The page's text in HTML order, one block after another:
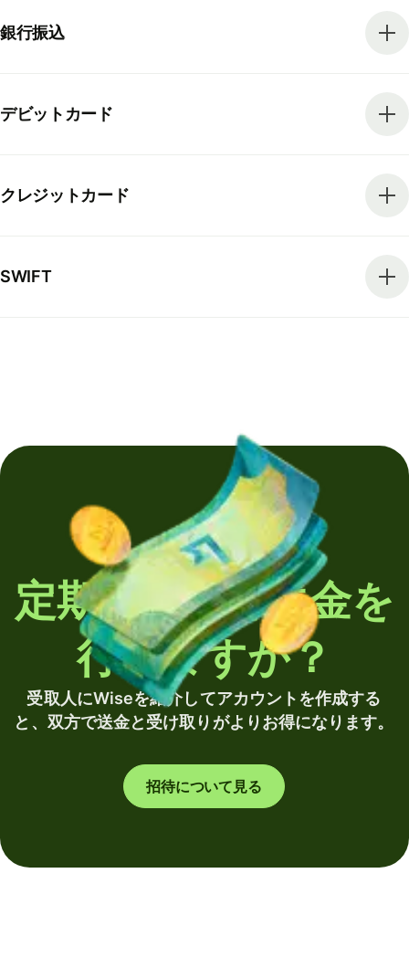
銀行振込
デビットカード
クレジットカード
SWIFT
定期的に海外送金を
行いますか？
受取人にWiseを紹介してアカウントを作成する
と、双方で送金と受け取りがよりお得になります。
招待について見る